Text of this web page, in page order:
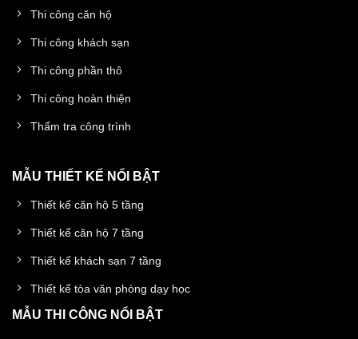
Thi công căn hộ
Thi công khách sạn
Thi công phần thô
Thi công hoàn thiện
Thẩm tra công trình
MẪU THIẾT KẾ NỔI BẬT
Thiết kế căn hộ 5 tầng
Thiết kế căn hộ 7 tầng
Thiết kế khách sạn 7 tầng
Thiết kế tòa văn phòng dạy học
MẪU THI CÔNG NỔI BẬT